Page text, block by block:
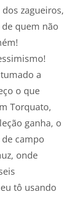
zagueiros,
quem não
a
o que
Torquato,
ganha, o
campo
onde
tô usando